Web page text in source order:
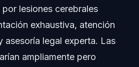
un trabajador social en lesión
resolverse una reclamación por lesión
lesiones cerebrales
exhaustiva, atención
asesoría legal experta. Las
ampliamente pero